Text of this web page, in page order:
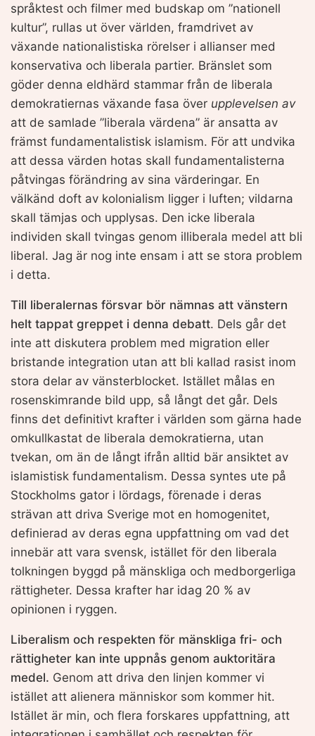
språktest och filmer med budskap om ”nationell
kultur”, rullas ut över världen, framdrivet av
växande nationalistiska rörelser i allianser med
konservativa och liberala partier. Bränslet som
göder denna eldhärd stammar från de liberala
demokratiernas växande fasa över upplevelsen av
att de samlade ”liberala värdena” är ansatta av
främst fundamentalistisk islamism. För att undvika
att dessa värden hotas skall fundamentalisterna
påtvingas förändring av sina värderingar. En
välkänd doft av kolonialism ligger i luften; vildarna
skall tämjas och upplysas. Den icke liberala
individen skall tvingas genom illiberala medel att bli
liberal. Jag är nog inte ensam i att se stora problem
i detta.
Till liberalernas försvar bör nämnas att vänstern
helt tappat greppet i denna debatt. Dels går det
inte att diskutera problem med migration eller
bristande integration utan att bli kallad rasist inom
stora delar av vänsterblocket. Istället målas en
rosenskimrande bild upp, så långt det går. Dels
finns det definitivt krafter i världen som gärna hade
omkullkastat de liberala demokratierna, utan
tvekan, om än de långt ifrån alltid bär ansiktet av
islamistisk fundamentalism. Dessa syntes ute på
Stockholms gator i lördags, förenade i deras
strävan att driva Sverige mot en homogenitet,
definierad av deras egna uppfattning om vad det
innebär att vara svensk, istället för den liberala
tolkningen byggd på mänskliga och medborgerliga
rättigheter. Dessa krafter har idag 20 % av
opinionen i ryggen.
Liberalism och respekten för mänskliga fri- och
rättigheter kan inte uppnås genom auktoritära
medel. Genom att driva den linjen kommer vi
istället att alienera människor som kommer hit.
Istället är min, och flera forskares uppfattning, att